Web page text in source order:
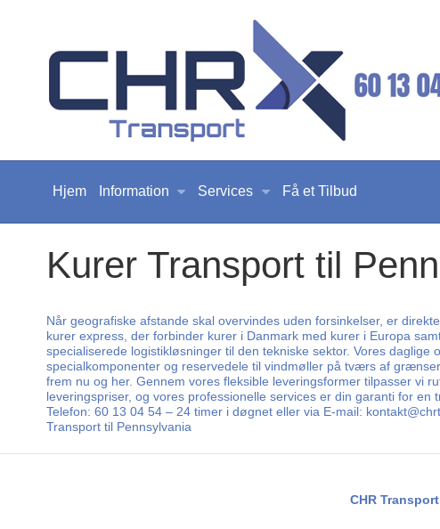
Hjem Information Services Få et Tilbud
Kurer Transport til
Når geografiske afstande skal overvindes uden forsinkelser, er
kurer express, der forbinder kurer i Danmark med kurer i Europa
specialiserede logistikløsninger til den tekniske sektor. Vores
specialkomponenter og reservedele til vindmøller på tværs af
frem nu og her. Gennem vores fleksible leveringsformer tilpasser vi
leveringspriser, og vores professionelle services er din garanti for
Telefon: 60 13 04 54 – 24 timer i døgnet eller via E-mail:
Transport til Pennsylvania
CHR